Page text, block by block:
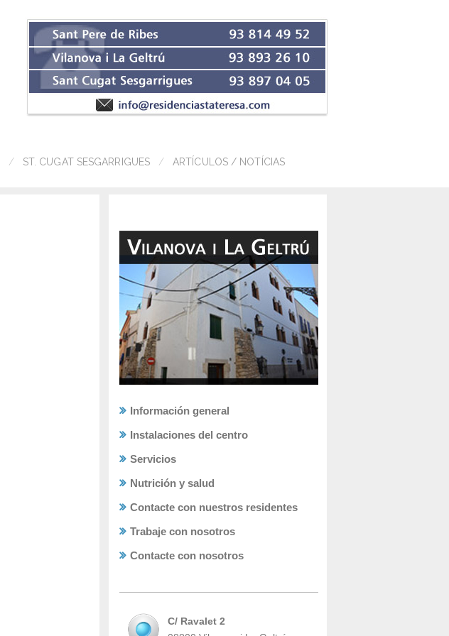
ST. CUGAT SESGARRIGUES ARTÍCULOS / NOTÍCIAS
Información general
Instalaciones del centro
Servicios
Nutrición y salud
Contacte con nuestros residentes
Trabaje con nosotros
Contacte con nosotros
C/ Ravalet 2